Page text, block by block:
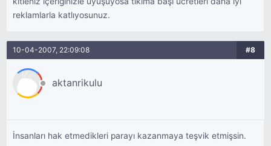
reklamlarla katlıyosunuz.
10-04-2007, 22:09:08 #8
aktanrikulu
İnsanları hak etmedikleri parayı kazanmaya teşvik etmişsin.